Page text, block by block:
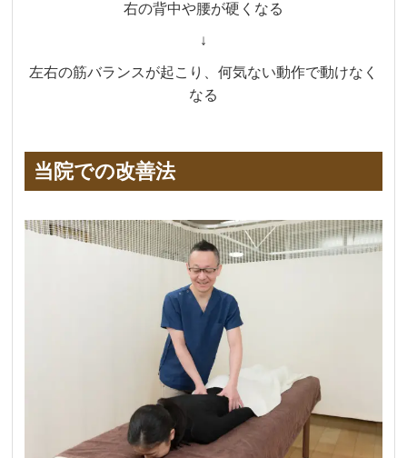
右の背中や腰が硬くなる
↓
左右の筋バランスが起こり、何気ない動作で動けなく
なる
当院での改善法